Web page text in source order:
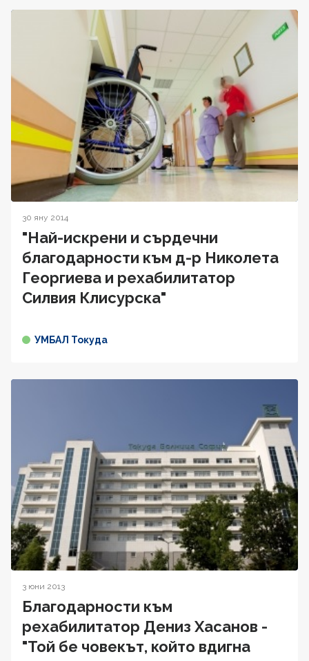
30 яну 2014
"Най-искрени и сърдечни
благодарности към д-р Николета
Георгиева и рехабилитатор
Силвия Клисурска"
УМБАЛ Токуда
3 юни 2013
Благодарности към
рехабилитатор Дениз Хасанов -
"Той бе човекът, който вдигна